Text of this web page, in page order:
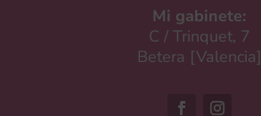
Mi gabinete:
C / Trinquet, 7
Betera [Valencia]